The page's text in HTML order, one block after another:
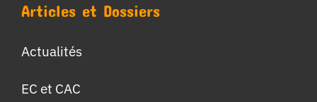
Articles et Dossiers
Actualités
EC et CAC